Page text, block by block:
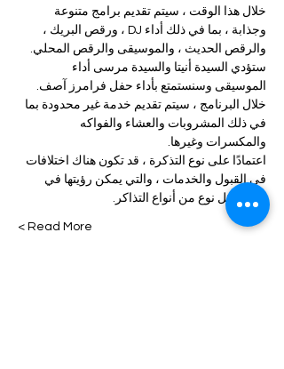
خلال هذا الوقت ، سيتم تقديم برامج متنوعة
وجذابة ، بما في ذلك أداء DJ ، ورقص البريك ،
والرقص الحديث ، والموسيقى والرقص المحلي.
ستؤدي السيدة أنيتا والسيدة مرسى أداء
الموسيقى وسنستمتع بأداء حفل فرامرز آصف.
خلال البرنامج ، سيتم تقديم خدمة غير محدودة بما
في ذلك المشروبات والعشاء والفواكه
والمكسرات وغيرها.
اعتمادًا على نوع التذكرة ، قد تكون هناك اختلافات
في القبول والخدمات ، والتي يمكن رؤيتها في
وصف كل نوع من أنواع التذاكر.
Read More >